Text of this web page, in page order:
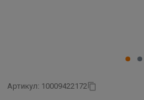
Артикул: 10009422172